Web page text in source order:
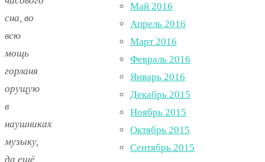
сна, во
всю
мощь
горланя
орущую
в
наушниках
музыку,
да ещё
Май 2016
Апрель 2016
Март 2016
Февраль 2016
Январь 2016
Декабрь 2015
Ноябрь 2015
Октябрь 2015
Сентябрь 2015